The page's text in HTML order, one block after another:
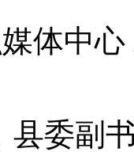
体中心
县委副